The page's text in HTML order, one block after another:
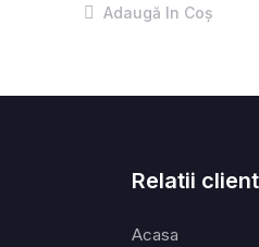
Adaugă In Coş
Relatii
Acasa